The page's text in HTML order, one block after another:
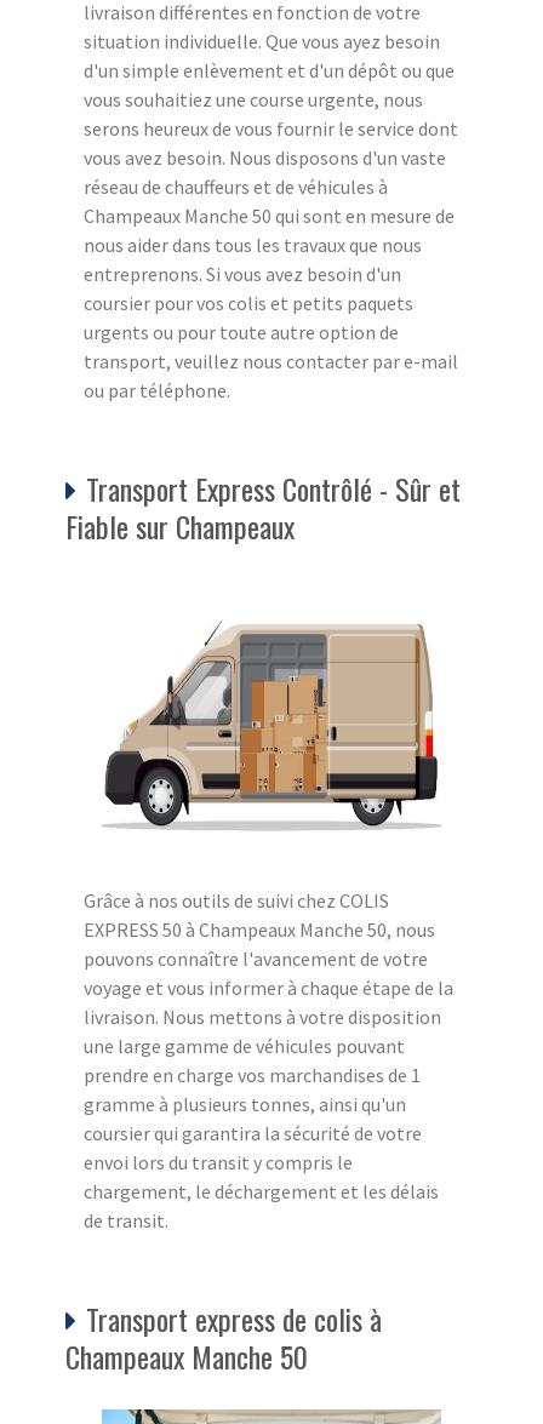
livraison différentes en fonction de votre
situation individuelle. Que vous ayez besoin
d'un simple enlèvement et d'un dépôt ou que
vous souhaitiez une course urgente, nous
serons heureux de vous fournir le service dont
vous avez besoin. Nous disposons d'un vaste
réseau de chauffeurs et de véhicules à
Champeaux Manche 50 qui sont en mesure de
nous aider dans tous les travaux que nous
entreprenons. Si vous avez besoin d'un
coursier pour vos colis et petits paquets
urgents ou pour toute autre option de
transport, veuillez nous contacter par e-mail
ou par téléphone.
Transport Express Contrôlé - Sûr et
Fiable sur Champeaux
Grâce à nos outils de suivi chez COLIS
EXPRESS 50 à Champeaux Manche 50, nous
pouvons connaître l'avancement de votre
voyage et vous informer à chaque étape de la
livraison. Nous mettons à votre disposition
une large gamme de véhicules pouvant
prendre en charge vos marchandises de 1
gramme à plusieurs tonnes, ainsi qu'un
coursier qui garantira la sécurité de votre
envoi lors du transit y compris le
chargement, le déchargement et les délais
de transit.
Transport express de colis à
Champeaux Manche 50